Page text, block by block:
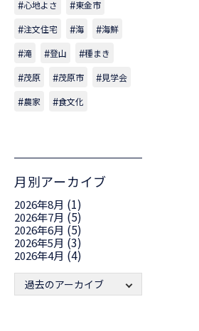
心地よさ
東金市
注文住宅
海
海鮮
滝
登山
種まき
茂原
茂原市
見学会
農家
食文化
月別アーカイブ
2026年8月 (1)
2026年7月 (5)
2026年6月 (5)
2026年5月 (3)
2026年4月 (4)
過去のアーカイブ